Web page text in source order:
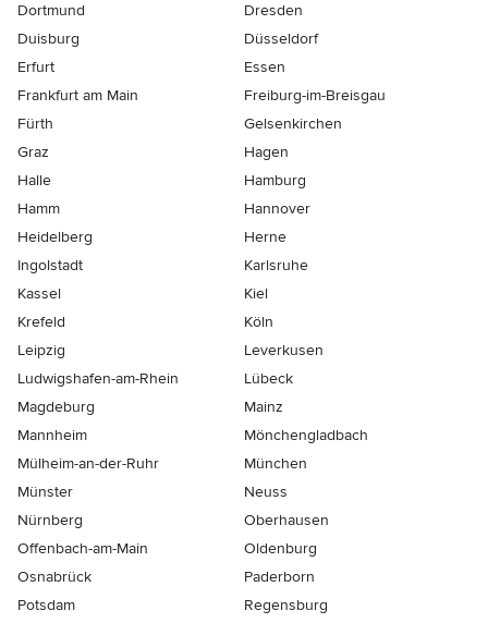
Dortmund
Dresden
Duisburg
Düsseldorf
Erfurt
Essen
Frankfurt am Main
Freiburg-im-Breisgau
Fürth
Gelsenkirchen
Graz
Hagen
Halle
Hamburg
Hamm
Hannover
Heidelberg
Herne
Ingolstadt
Karlsruhe
Kassel
Kiel
Krefeld
Köln
Leipzig
Leverkusen
Ludwigshafen-am-Rhein
Lübeck
Magdeburg
Mainz
Mannheim
Mönchen­gladbach
Mülheim-an-der-Ruhr
München
Münster
Neuss
Nürnberg
Oberhausen
Offenbach-am-Main
Oldenburg
Osnabrück
Paderborn
Potsdam
Regensburg